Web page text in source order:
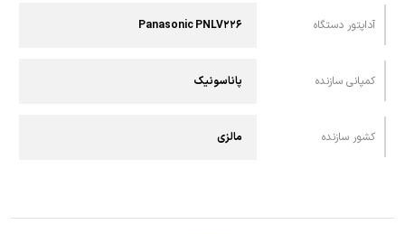
آداپتور دستگاه Panasonic PNLV۲۲۶
کمپانی سازنده پاناسونیک
کشور سازنده مالزی